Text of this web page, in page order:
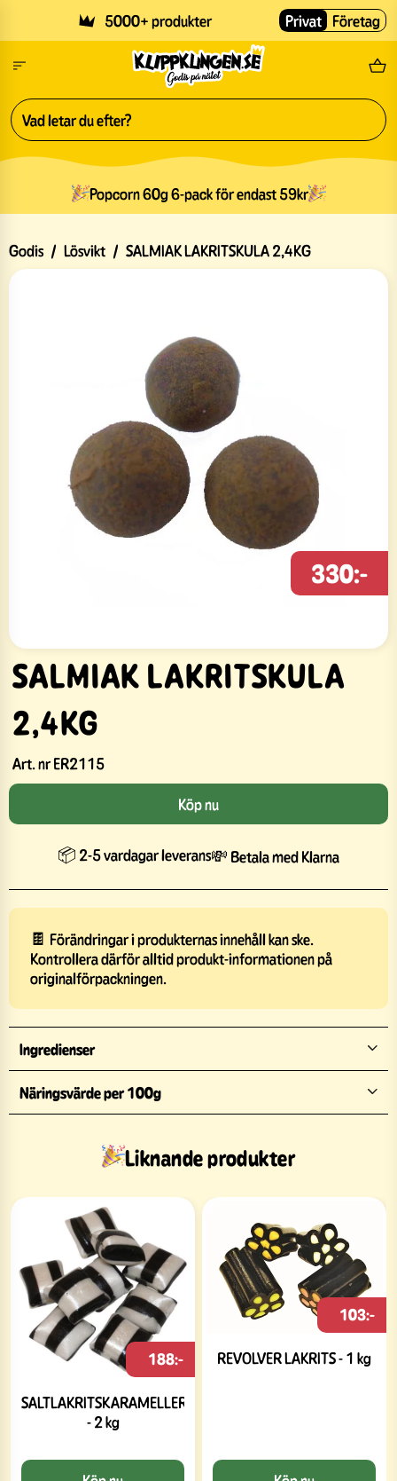
5000+ produkter Fri
Privat Företag
Popcorn 60g 6-pack för endast 59kr
Godis / Lösvikt / SALMIAK LAKRITSKULA 2,4KG
SALMIAK LAKRITSKULA
2,4KG
Art. nrER2115
330:-
Köp nu
📦 2-5 vardagar leverans💸 Betala med Klarna
🍫 Förändringar i produkternas innehåll kan ske.
Kontrollera därför alltid produkt-informationen på
originalförpackningen.
Ingredienser
Näringsvärde per 100g
Liknande produkter
SALTLAKRITSKARAMELLER
- 2 kg
188:- REVOLVER LAKRITS - 1 kg
103:-